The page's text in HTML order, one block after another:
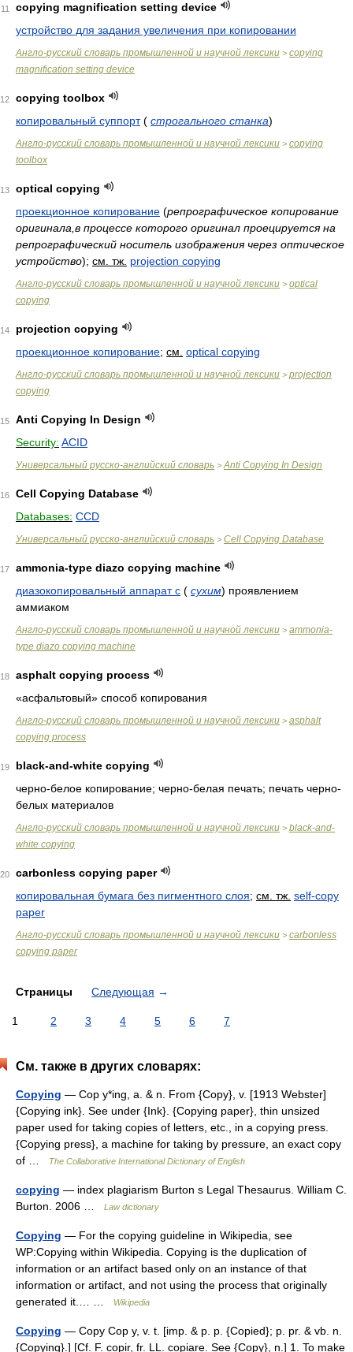
11
copying magnification setting device
устройство для задания увеличения при копировании
Англо-русский словарь промышленной и научной лексики > copying
magnification setting device
12
copying toolbox
копировальный суппорт ( строгального станка)
Англо-русский словарь промышленной и научной лексики > copying
toolbox
13
optical copying
проекционное копирование (репрографическое копирование
оригинала,в процессе которого оригинал проецируется на
репрографический носитель изображения через оптическое
устройство); см. тж. projection copying
Англо-русский словарь промышленной и научной лексики > optical
copying
14
projection copying
проекционное копирование; см. optical copying
Англо-русский словарь промышленной и научной лексики > projection
copying
15
Anti Copying In Design
Security: ACID
Универсальный русско-английский словарь > Anti Copying In Design
16
Cell Copying Database
Databases: CCD
Универсальный русско-английский словарь > Cell Copying Database
17
ammonia-type diazo copying machine
диазокопировальный аппарат с ( сухим) проявлением
аммиаком
Англо-русский словарь промышленной и научной лексики > ammonia-
type diazo copying machine
18
asphalt copying process
«асфальтовый» способ копирования
Англо-русский словарь промышленной и научной лексики > asphalt
copying process
19
black-and-white copying
черно-белое копирование; черно-белая печать; печать черно-
белых материалов
Англо-русский словарь промышленной и научной лексики > black-and-
white copying
20
carbonless copying paper
копировальная бумага без пигментного слоя; см. тж. self-copy
paper
Англо-русский словарь промышленной и научной лексики > carbonless
copying paper
Страницы Следующая →
1 2 3 4 5 6 7
См. также в других словарях:
Copying — Cop y*ing, a. & n. From {Copy}, v. [1913 Webster]
{Copying ink}. See under {Ink}. {Copying paper}, thin unsized
paper used for taking copies of letters, etc., in a copying press.
{Copying press}, a machine for taking by pressure, an exact copy
of …
The Collaborative International Dictionary of English
copying — index plagiarism Burton s Legal Thesaurus. William C.
Burton. 2006 …
Law dictionary
Copying — For the copying guideline in Wikipedia, see
WP:Copying within Wikipedia. Copying is the duplication of
information or an artifact based only on an instance of that
information or artifact, and not using the process that originally
generated it.… …
Wikipedia
Copying — Copy Cop y, v. t. [imp. & p. p. {Copied}; p. pr. & vb. n.
{Copying}.] [Cf. F. copir, fr. LL. copiare. See {Copy}, n.] 1. To make